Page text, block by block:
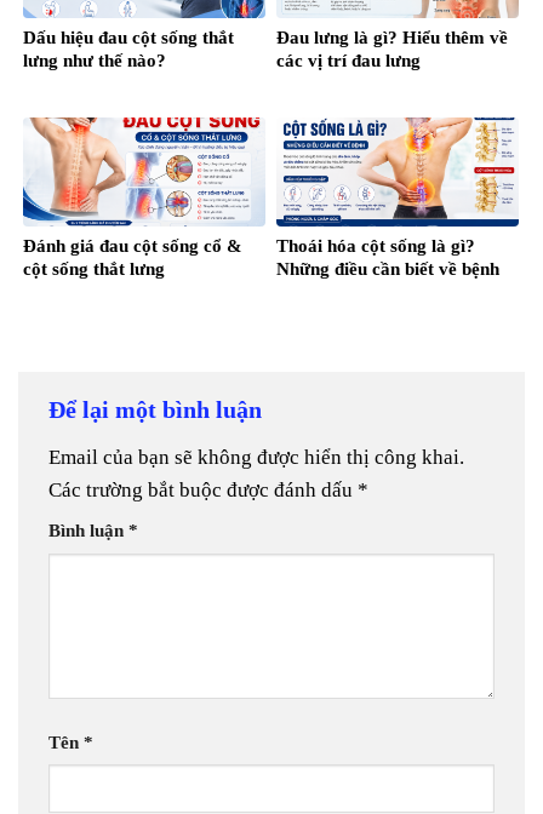
Dấu hiệu đau cột sống thắt
lưng như thế nào?
Đau lưng là gì? Hiểu thêm về
các vị trí đau lưng
Đánh giá đau cột sống cổ &
cột sống thắt lưng
Thoái hóa cột sống là gì?
Những điều cần biết về bệnh
Để lại một bình luận
Email của bạn sẽ không được hiển thị công khai.
Các trường bắt buộc được đánh dấu *
Bình luận *
Tên *